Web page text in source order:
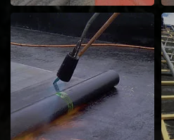
Peinture sur tuile
31